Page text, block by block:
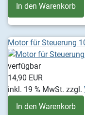
In den Warenkorb
Motor für Steuerung
verfügbar
14,90 EUR
inkl. 19 % MwSt. zzgl.
In den Warenkorb